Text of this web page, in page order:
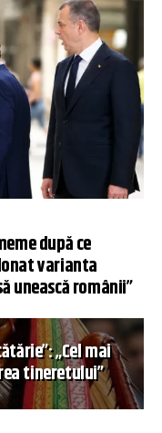
după ce
varianta
unească românii”
„Cel mai
tineretului”